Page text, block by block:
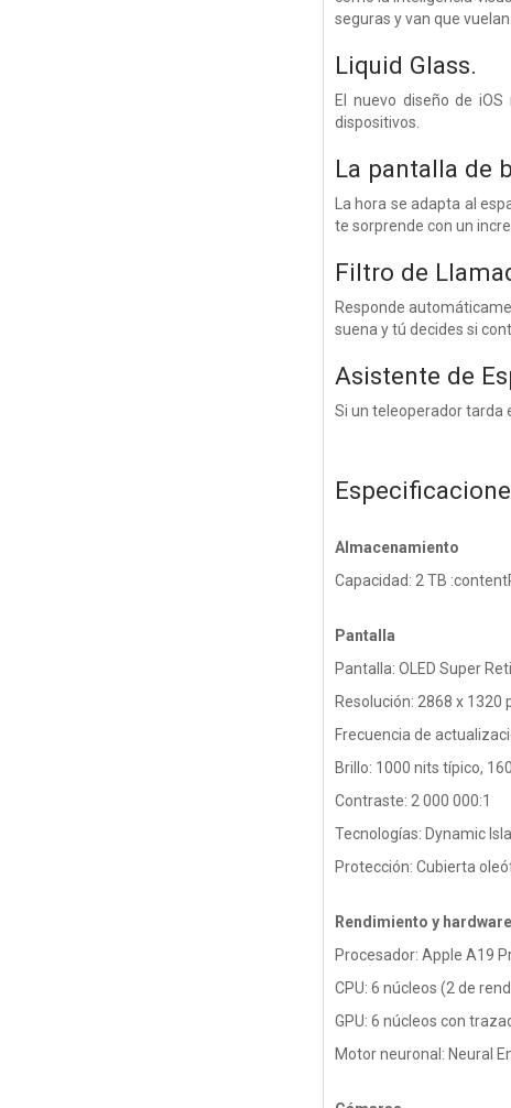
seguras y van que vuelan.
Liquid Glass.
El nuevo diseño de
dispositivos.
La pantalla de
La hora se adapta al
te sorprende con un
Filtro de
Responde
suena y tú decides si
Asistente de
Si un teleoperador tarda
Almacenamiento
Capacidad: 2 TB
Pantalla
Pantalla: OLED Super
Resolución: 2868 x 1320
Frecuencia de
Brillo: 1000 nits típico,
Contraste: 2 000 000:1
Tecnologías: Dynamic
Protección: Cubierta
Rendimiento y hardware
Procesador: Apple A19
CPU: 6 núcleos (2 de
GPU: 6 núcleos con
Motor neuronal: Neural